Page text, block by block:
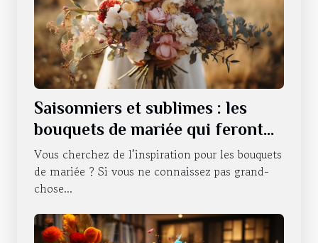
Saisonniers et sublimes : les
bouquets de mariée qui feront
battre votre cœur tout au long
de l'année
Vous cherchez de l’inspiration pour les bouquets
de mariée ? Si vous ne connaissez pas grand-
chose...